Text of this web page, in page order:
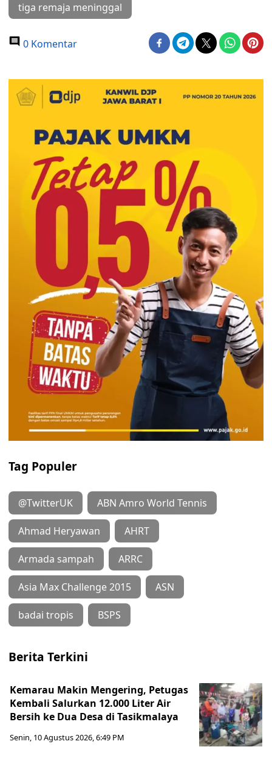
tiga remaja meninggal
0 Komentar
Tag Populer
@TwitterUK ABN Amro World Tennis
Ahmad Heryawan AHRT
Armada sampah ARRC
Asia Max Challenge 2015 ASN
badai tropis BSPS
Berita Terkini
Kemarau Makin Mengering, Petugas
Kembali Salurkan 12.000 Liter Air
Bersih ke Dua Desa di Tasikmalaya
Senin, 10 Agustus 2026, 6:49 PM